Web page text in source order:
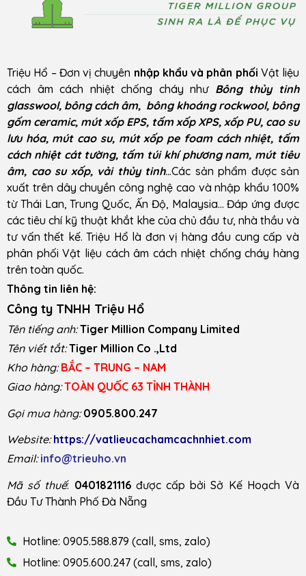
Triệu Hổ – Đơn vị chuyên nhập khẩu và phân phối Vật liệu
cách âm cách nhiệt chống cháy như Bông thủy tinh
glasswool, bông cách âm, bông khoáng rockwool, bông
gốm ceramic, mút xốp EPS, tấm xốp XPS, xốp PU, cao su
lưu hóa, mút cao su, mút xốp pe foam cách nhiệt, tấm
cách nhiệt cát tường, tấm túi khí phương nam, mút tiêu
âm, cao su xốp, vải thủy tinh...Các sản phẩm được sản
xuất trên dây chuyền công nghệ cao và nhập khẩu 100%
từ Thái Lan, Trung Quốc, Ấn Độ, Malaysia… Đáp ứng được
các tiêu chí kỹ thuật khắt khe của chủ đầu tư, nhà thầu và
tư vấn thết kế. Triệu Hổ là đơn vị hàng đầu cung cấp và
phân phối Vật liệu cách âm cách nhiệt chống cháy hàng
trên toàn quốc.
Thông tin liên hệ:
Công ty TNHH Triệu Hổ
Tên tiếng anh: Tiger Million Company Limited
Tên viết tắt: Tiger Million Co .,Ltd
Kho hàng: BẮC – TRUNG – NAM
Giao hàng: TOÀN QUỐC 63 TỈNH THÀNH
Gọi mua hàng: 0905.800.247
Website: https://vatlieucachamcachnhiet.com
Email: info@trieuho.vn
Mã số thuế: 0401821116được cấp bởi Sở Kế Hoạch Và
Đầu Tư Thành Phố Đà Nẵng
Hotline: 0905.588.879 (call, sms, zalo)
Hotline: 0905.600.247 (call, sms, zalo)